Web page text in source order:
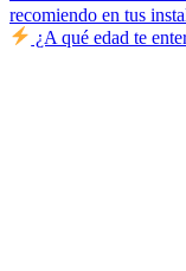
¿A qué edad te